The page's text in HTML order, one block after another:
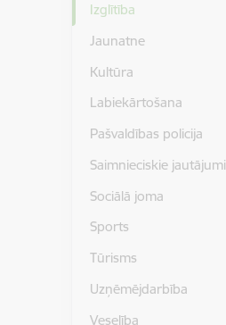
Izglītība
Jaunatne
Kultūra
Labiekārtošana
Pašvaldības policija
Saimnieciskie jautājumi
Sociālā joma
Sports
Tūrisms
Uzņēmējdarbība
Veselība